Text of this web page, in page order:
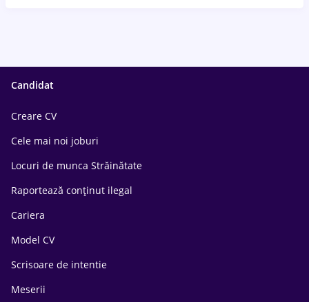
Candidat
Creare CV
Cele mai noi joburi
Locuri de munca Străinătate
Raportează conținut ilegal
Cariera
Model CV
Scrisoare de intentie
Meserii